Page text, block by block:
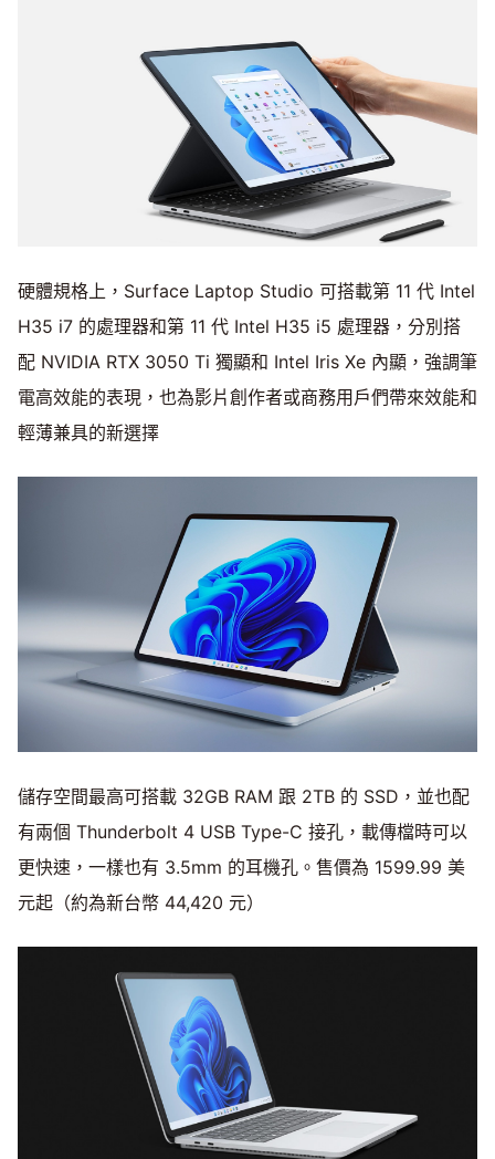
硬體規格上，Surface Laptop Studio 可搭載第 11 代 Intel
H35 i7 的處理器和第 11 代 Intel H35 i5 處理器，分別搭
配 NVIDIA RTX 3050 Ti 獨顯和 Intel Iris Xe 內顯，強調筆
電高效能的表現，也為影片創作者或商務用戶們帶來效能和
輕薄兼具的新選擇
儲存空間最高可搭載 32GB RAM 跟 2TB 的 SSD，並也配
有兩個 Thunderbolt 4 USB Type-C 接孔，載傳檔時可以
更快速，一樣也有 3.5mm 的耳機孔。售價為 1599.99 美
元起（約為新台幣 44,420 元）